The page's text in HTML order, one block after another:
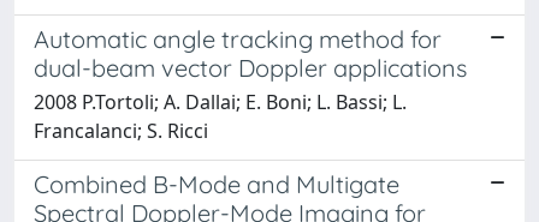
Automatic angle tracking method for
dual-beam vector Doppler applications
2008 P.Tortoli; A. Dallai; E. Boni; L. Bassi; L.
Francalanci; S. Ricci
Combined B-Mode and Multigate
Spectral Doppler-Mode Imaging for